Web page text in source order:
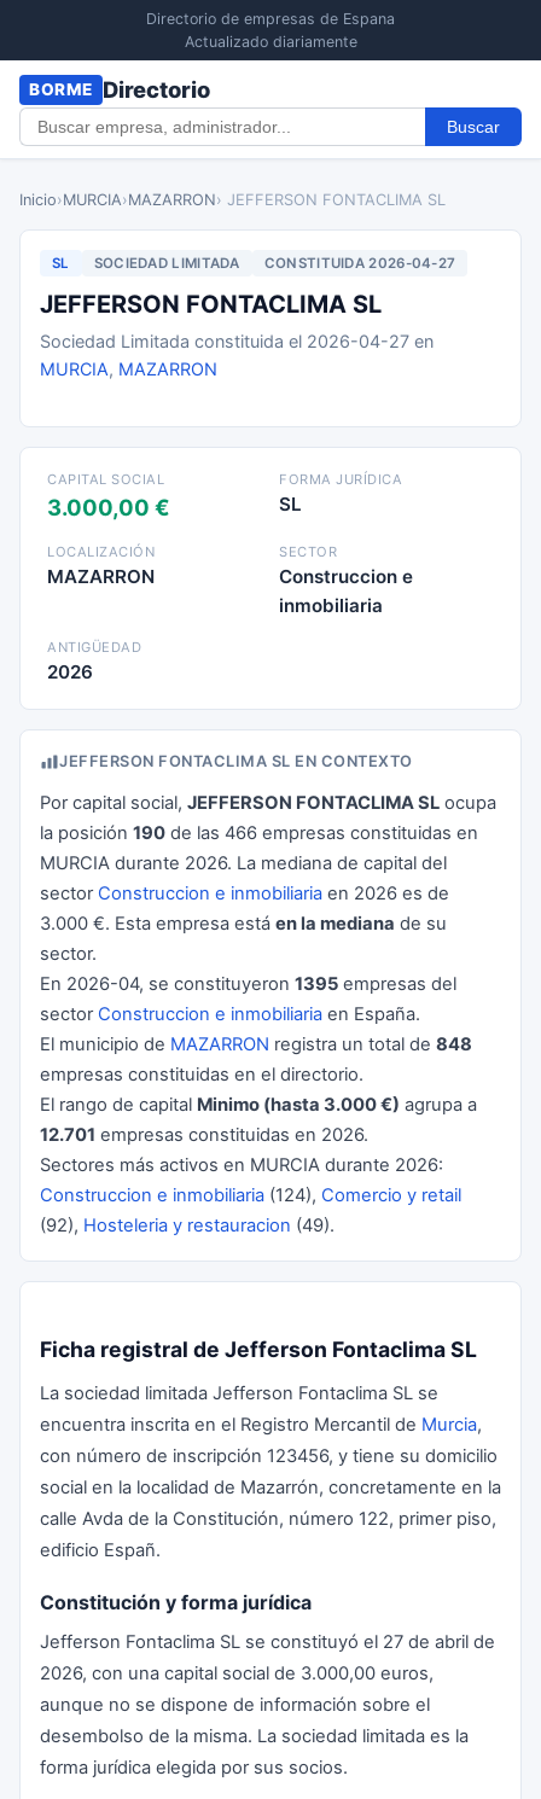
Directorio de empresas de Espana
Actualizado diariamente
BORME Directorio
Buscar
Inicio›MURCIA›MAZARRON› JEFFERSON FONTACLIMA SL
SL SOCIEDAD LIMITADA CONSTITUIDA 2026-04-27
JEFFERSON FONTACLIMA SL
Sociedad Limitada constituida el 2026-04-27 en
MURCIA, MAZARRON
CAPITAL SOCIAL
3.000,00 €
FORMA JURÍDICA
SL
LOCALIZACIÓN
MAZARRON
SECTOR
Construccion e
inmobiliaria
ANTIGÜEDAD
2026
JEFFERSON FONTACLIMA SL EN CONTEXTO
Por capital social, JEFFERSON FONTACLIMA SL ocupa
la posición 190 de las 466 empresas constituidas en
MURCIA durante 2026. La mediana de capital del
sector Construccion e inmobiliaria en 2026 es de
3.000 €. Esta empresa está en la mediana de su
sector.
En 2026-04, se constituyeron 1395 empresas del
sector Construccion e inmobiliaria en España.
El municipio de MAZARRON registra un total de 848
empresas constituidas en el directorio.
El rango de capital Minimo (hasta 3.000 €) agrupa a
12.701 empresas constituidas en 2026.
Sectores más activos en MURCIA durante 2026:
Construccion e inmobiliaria (124), Comercio y retail
(92), Hosteleria y restauracion (49).
Ficha registral de Jefferson Fontaclima SL
La sociedad limitada Jefferson Fontaclima SL se
encuentra inscrita en el Registro Mercantil de Murcia,
con número de inscripción 123456, y tiene su domicilio
social en la localidad de Mazarrón, concretamente en la
calle Avda de la Constitución, número 122, primer piso,
edificio Españ.
Constitución y forma jurídica
Jefferson Fontaclima SL se constituyó el 27 de abril de
2026, con una capital social de 3.000,00 euros,
aunque no se dispone de información sobre el
desembolso de la misma. La sociedad limitada es la
forma jurídica elegida por sus socios.